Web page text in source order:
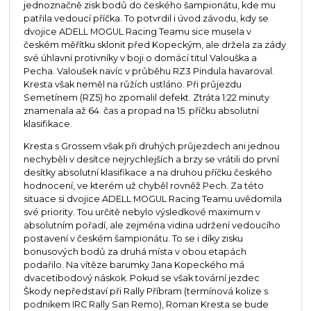
jednoznačně zisk bodů do českého šampionátu, kde mu
patřila vedoucí příčka. To potvrdil i úvod závodu, kdy se
dvojice ADELL MOGUL Racing Teamu sice musela v
českém měřítku sklonit před Kopeckým, ale držela za zády
své úhlavní protivníky v boji o domácí titul Valouška a
Pecha. Valoušek navíc v průběhu RZ3 Pindula havaroval.
Kresta však neměl na růžích ustláno. Při průjezdu
Semetínem (RZ5) ho zpomalil defekt. Ztráta 1:22 minuty
znamenala až 64. čas a propad na 15. příčku absolutní
klasifikace.
Kresta s Grossem však při druhých průjezdech ani jednou
nechyběli v desítce nejrychlejších a brzy se vrátili do první
desítky absolutní klasifikace a na druhou příčku českého
hodnocení, ve kterém už chyběl rovněž Pech. Za této
situace si dvojice ADELL MOGUL Racing Teamu uvědomila
své priority. Tou určitě nebylo výsledkové maximum v
absolutním pořadí, ale zejména vidina udržení vedoucího
postavení v českém šampionátu. To se i díky zisku
bonusových bodů za druhá místa v obou etapách
podařilo. Na vítěze barumky Jana Kopeckého má
dvacetibodový náskok. Pokud se však tovární jezdec
Škody nepředstaví při Rally Příbram (termínová kolize s
podnikem IRC Rally San Remo), Roman Kresta se bude